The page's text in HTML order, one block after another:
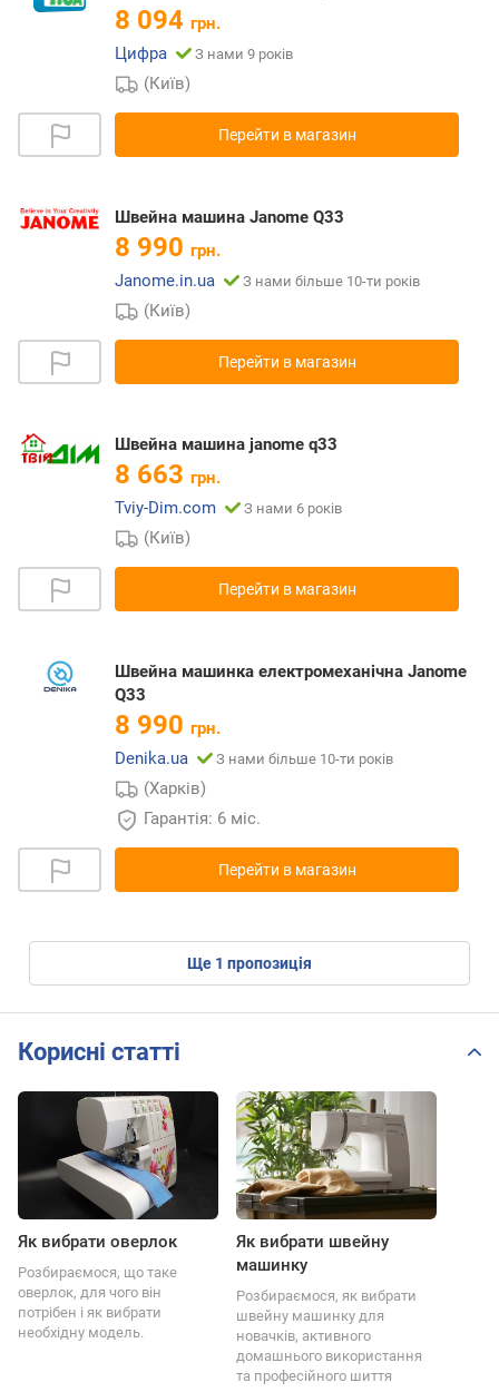
8 094 грн.
Цифра
З нами 9 років
(Київ)
Перейти в магазин
Швейна машина Janome Q33
8 990 грн.
Janome.in.ua
З нами більше 10-ти років
(Київ)
Перейти в магазин
Швейна машина janome q33
8 663 грн.
Tviy-Dim.com
З нами 6 років
(Київ)
Перейти в магазин
Швейна машинка електромеханічна Janome
Q33
8 990 грн.
Denika.ua
З нами більше 10-ти років
(Харків)
Гарантія: 6 міс.
Перейти в магазин
ще 1 пропозиція
Корисні статті
Як вибрати оверлок
Розбираємося, що таке
оверлок, для чого він
потрібен і як вибрати
необхідну модель.
Як вибрати швейну
машинку
Розбираємося, як вибрати
швейну машинку для
новачків, активного
домашнього використання
та професійного шиття